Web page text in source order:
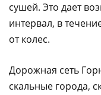
сушей. Это дает
интервал, в
от колес.
Дорожная сеть
скальные города,